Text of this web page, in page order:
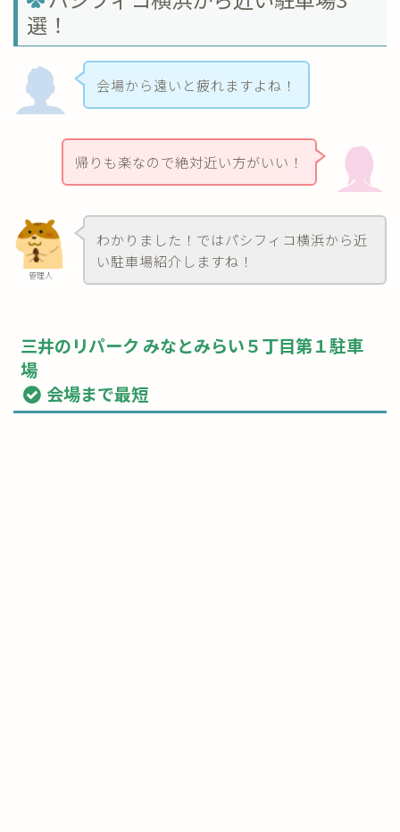
選！
会場から遠いと疲れますよね！
帰りも楽なので絶対近い方がいい！
管理人
わかりました！ではパシフィコ横浜から近
い駐車場紹介しますね！
三井のリパーク みなとみらい５丁目第１駐車
場
会場まで最短